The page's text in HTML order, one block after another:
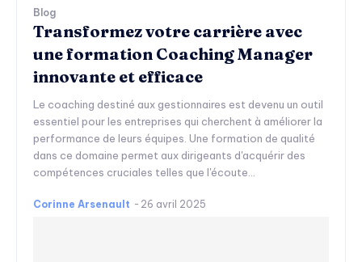
Blog
Transformez votre carrière avec
une formation Coaching Manager
innovante et efficace
Le coaching destiné aux gestionnaires est devenu un outil
essentiel pour les entreprises qui cherchent à améliorer la
performance de leurs équipes. Une formation de qualité
dans ce domaine permet aux dirigeants d'acquérir des
compétences cruciales telles que l'écoute...
Corinne Arsenault - 26 avril 2025